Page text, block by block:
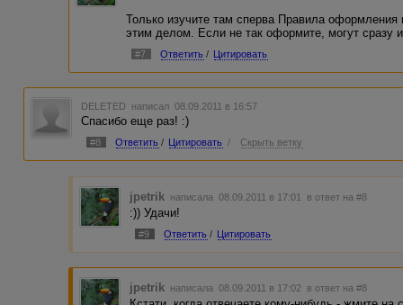
Только изучите там сперва Правила оформления
этим делом. Если не так оформите, могут сразу
#7 Ответить / Цитировать
DELETED написал 08.09.2011 в 16:57
Спасибо еще раз! :)
#8 Ответить / Цитировать / Скрыть ветку
jpetrik написала 08.09.2011 в 17:01 в ответ на #8
:)) Удачи!
#9 Ответить / Цитировать
jpetrik написала 08.09.2011 в 17:02 в ответ на #8